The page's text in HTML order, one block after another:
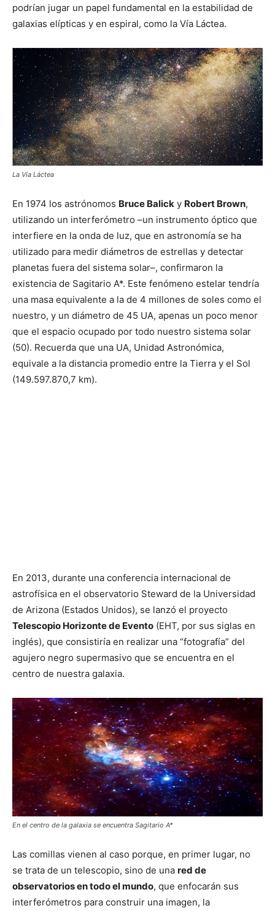
podrían jugar un papel fundamental en la estabilidad de
galaxias elípticas y en espiral, como la Vía Láctea.
La Vía Láctea
En 1974 los astrónomos Bruce Balick y Robert Brown,
utilizando un interferómetro –un instrumento óptico que
interfiere en la onda de luz, que en astronomía se ha
utilizado para medir diámetros de estrellas y detectar
planetas fuera del sistema solar–, confirmaron la
existencia de Sagitario A*. Este fenómeno estelar tendría
una masa equivalente a la de 4 millones de soles como el
nuestro, y un diámetro de 45 UA, apenas un poco menor
que el espacio ocupado por todo nuestro sistema solar
(50). Recuerda que una UA, Unidad Astronómica,
equivale a la distancia promedio entre la Tierra y el Sol
(149.597.870,7 km).
En 2013, durante una conferencia internacional de
astrofísica en el observatorio Steward de la Universidad
de Arizona (Estados Unidos), se lanzó el proyecto
Telescopio Horizonte de Evento (EHT, por sus siglas en
inglés), que consistiría en realizar una “fotografía” del
agujero negro supermasivo que se encuentra en el
centro de nuestra galaxia.
En el centro de la galaxia se encuentra Sagitario A*
Las comillas vienen al caso porque, en primer lugar, no
se trata de un telescopio, sino de una red de
observatorios en todo el mundo, que enfocarán sus
interferómetros para construir una imagen, la